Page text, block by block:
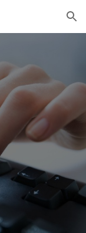
Skip to navigation